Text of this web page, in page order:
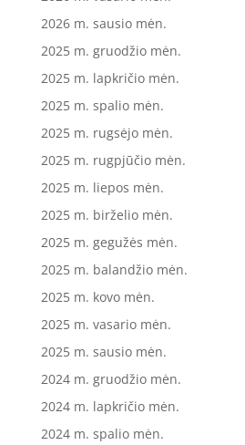
2026 m. sausio mėn.
2025 m. gruodžio mėn.
2025 m. lapkričio mėn.
2025 m. spalio mėn.
2025 m. rugsėjo mėn.
2025 m. rugpjūčio mėn.
2025 m. liepos mėn.
2025 m. birželio mėn.
2025 m. gegužės mėn.
2025 m. balandžio mėn.
2025 m. kovo mėn.
2025 m. vasario mėn.
2025 m. sausio mėn.
2024 m. gruodžio mėn.
2024 m. lapkričio mėn.
2024 m. spalio mėn.